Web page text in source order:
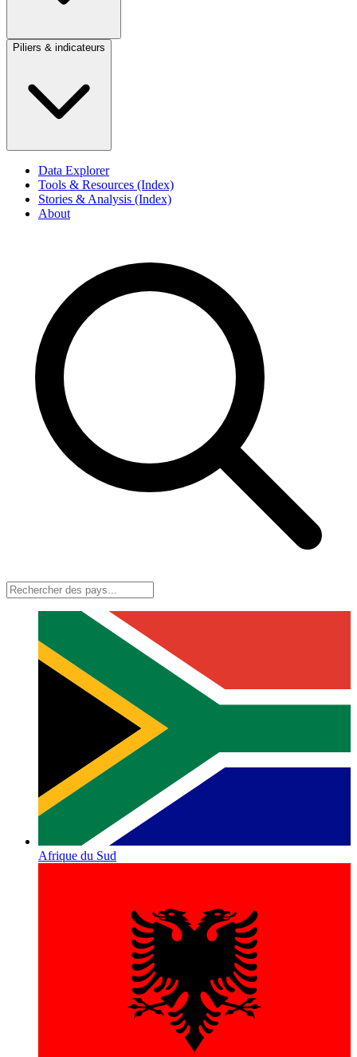
Piliers & indicateurs
Data Explorer
Tools & Resources (Index)
Stories & Analysis (Index)
About
Afrique du Sud